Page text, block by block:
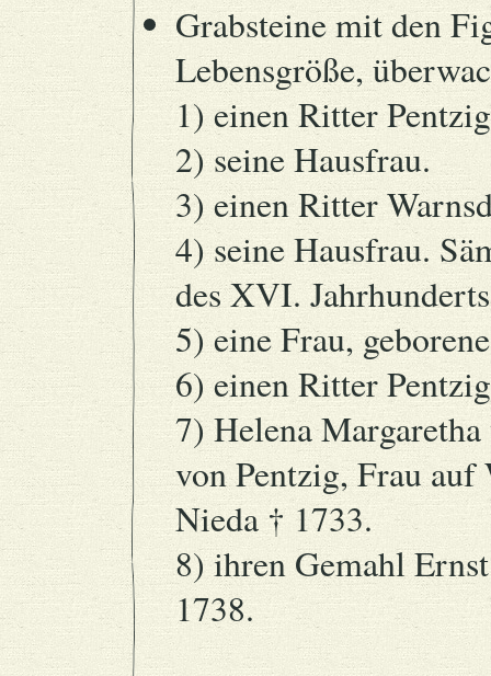
Grabsteine mit den
Lebensgröße,
1) einen Ritter
2) seine Hausfrau.
3) einen Ritter
4) seine Hausfrau.
des XVI.
5) eine Frau,
6) einen Ritter
7) Helena
von Pentzig, Frau auf
Nieda † 1733.
8) ihren Gemahl
1738.